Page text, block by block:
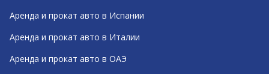
Аренда и прокат авто в Испании
Аренда и прокат авто в Италии
Аренда и прокат авто в ОАЭ